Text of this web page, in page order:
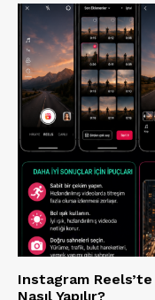
Instagram Reels’te
Nasıl Yapılır?